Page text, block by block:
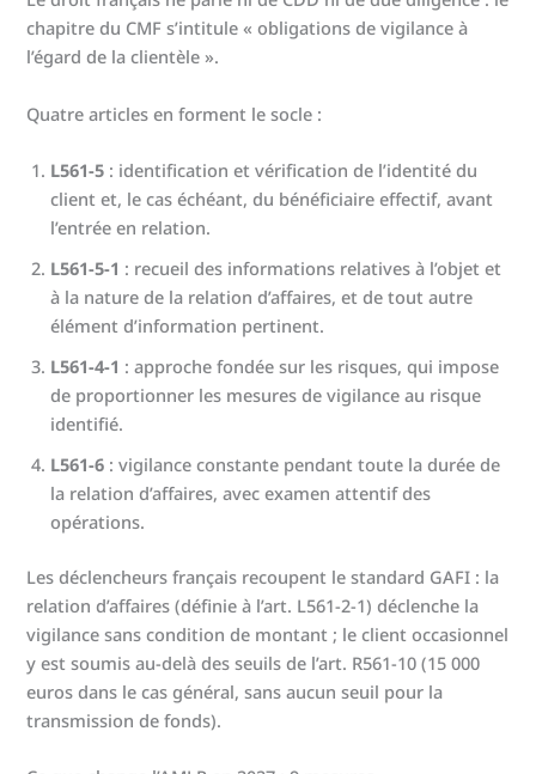
chapitre du CMF s’intitule « obligations de vigilance à
l’égard de la clientèle ».
Quatre articles en forment le socle :
L561-5 : identification et vérification de l’identité du
client et, le cas échéant, du bénéficiaire effectif, avant
l’entrée en relation.
L561-5-1 : recueil des informations relatives à l’objet et
à la nature de la relation d’affaires, et de tout autre
élément d’information pertinent.
L561-4-1 : approche fondée sur les risques, qui impose
de proportionner les mesures de vigilance au risque
identifié.
L561-6 : vigilance constante pendant toute la durée de
la relation d’affaires, avec examen attentif des
opérations.
Les déclencheurs français recoupent le standard GAFI : la
relation d’affaires (définie à l’art. L561-2-1) déclenche la
vigilance sans condition de montant ; le client occasionnel
y est soumis au-delà des seuils de l’art. R561-10 (15 000
euros dans le cas général, sans aucun seuil pour la
transmission de fonds).